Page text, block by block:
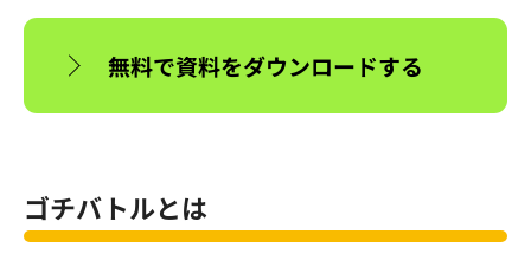
無料で資料をダウンロードする
ゴチバトルとは